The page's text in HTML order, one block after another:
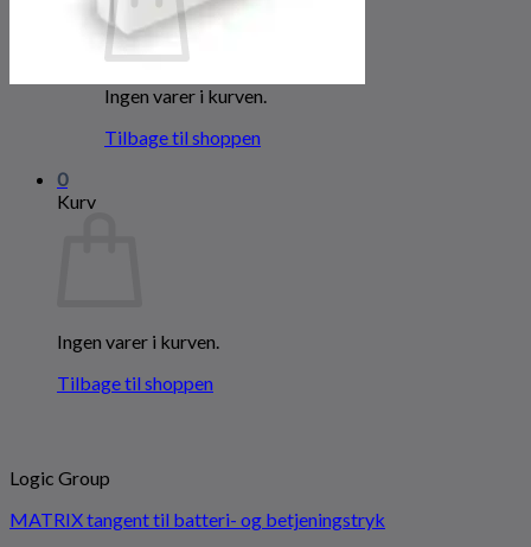
Ingen varer i kurven.
Tilbage til shoppen
0
Kurv
Ingen varer i kurven.
Tilbage til shoppen
Logic Group
MATRIX tangent til batteri- og betjeningstryk